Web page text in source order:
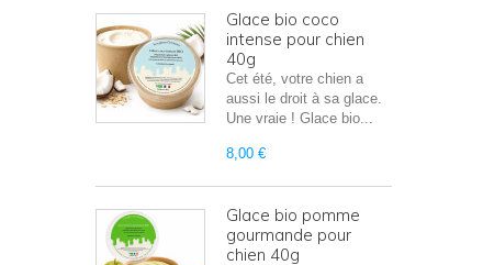
Glace bio coco
intense pour chien
40g
Cet été, votre chien a
aussi le droit à sa glace.
Une vraie ! Glace bio...
8,00 €
Glace bio pomme
gourmande pour
chien 40g